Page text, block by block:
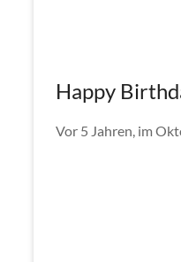
Happy
Vor 5 Jahren, im